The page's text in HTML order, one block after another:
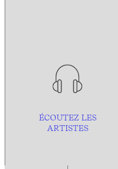
ÉCOUTEZ LES
ARTISTES